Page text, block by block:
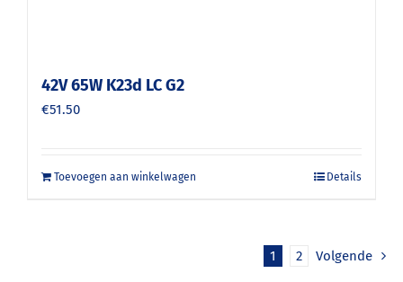
42V 65W K23d LC G2
€51.50
Toevoegen aan winkelwagen Details
1 2 Volgende